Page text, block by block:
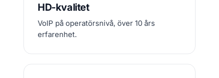
HD-kvalitet
VoIP på operatörsnivå, över 10 års
erfarenhet.